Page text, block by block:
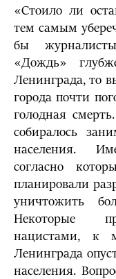
«Стоило ли
тем самым
бы
«Дождь»
Ленинграда, то
города почти
голодная
собиралось
населения.
согласно
планировали
уничтожить
Некоторые
нацистами, к
Ленинграда
населения.